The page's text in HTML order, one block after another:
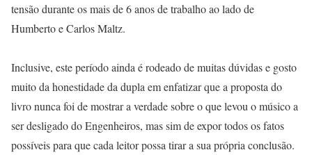
tensão durante os mais de 6 anos de trabalho ao lado de
Humberto e Carlos Maltz.
Inclusive, este período ainda é rodeado de muitas dúvidas e gosto
muito da honestidade da dupla em enfatizar que a proposta do
livro nunca foi de mostrar a verdade sobre o que levou o músico a
ser desligado do Engenheiros, mas sim de expor todos os fatos
possíveis para que cada leitor possa tirar a sua própria conclusão.